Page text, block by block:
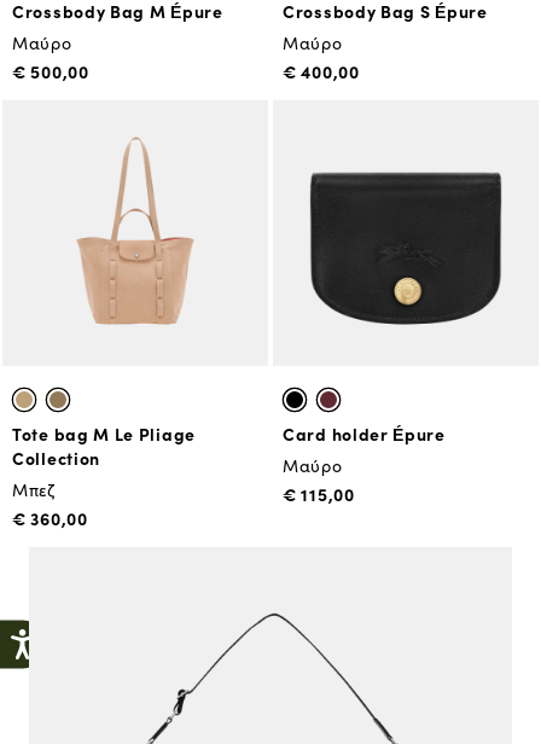
Crossbody Bag M Épure
Μαύρο
€ 500,00
Crossbody Bag S Épure
Μαύρο
€ 400,00
Tote bag M Le Pliage
Collection
Μπεζ
€ 360,00
Card holder Épure
Μαύρο
€ 115,00